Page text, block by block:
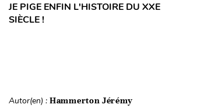
JE PIGE ENFIN L'HISTOIRE DU XXE
SIÈCLE !
Autor(en) : Hammerton Jérémy